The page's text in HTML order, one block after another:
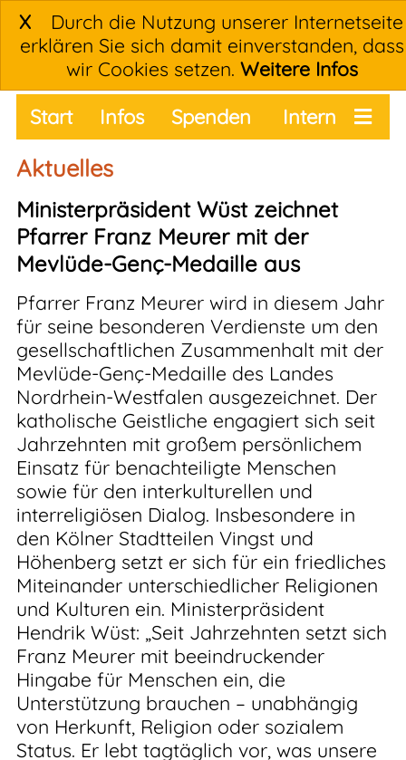
X
Durch die Nutzung unserer Internetseite
erklären Sie sich damit einverstanden, dass
wir Cookies setzen. Weitere Infos
Intern
Start Infos
Spenden
Termine
Aktuelles
Ministerpräsident Wüst zeichnet
Pfarrer Franz Meurer mit der
Mevlüde-Genç-Medaille aus
Pfarrer Franz Meurer wird in diesem Jahr
für seine besonderen Verdienste um den
gesellschaftlichen Zusammenhalt mit der
Mevlüde-Genç-Medaille des Landes
Nordrhein-Westfalen ausgezeichnet. Der
katholische Geistliche engagiert sich seit
Jahrzehnten mit großem persönlichem
Einsatz für benachteiligte Menschen
sowie für den interkulturellen und
interreligiösen Dialog. Insbesondere in
den Kölner Stadtteilen Vingst und
Höhenberg setzt er sich für ein friedliches
Miteinander unterschiedlicher Religionen
und Kulturen ein. Ministerpräsident
Hendrik Wüst: „Seit Jahrzehnten setzt sich
Franz Meurer mit beeindruckender
Hingabe für Menschen ein, die
Unterstützung brauchen – unabhängig
von Herkunft, Religion oder sozialem
Status. Er lebt tagtäglich vor, was unsere